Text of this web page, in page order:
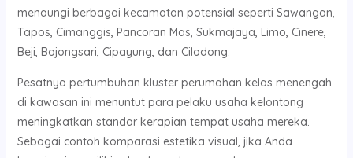
menaungi berbagai kecamatan potensial seperti Sawangan,
Tapos, Cimanggis, Pancoran Mas, Sukmajaya, Limo, Cinere,
Beji, Bojongsari, Cipayung, dan Cilodong.
Pesatnya pertumbuhan kluster perumahan kelas menengah
di kawasan ini menuntut para pelaku usaha kelontong
meningkatkan standar kerapian tempat usaha mereka.
Sebagai contoh komparasi estetika visual, jika Anda